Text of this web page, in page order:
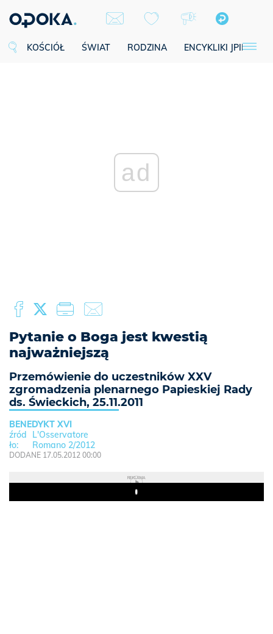
KOŚCIÓŁ ŚWIAT RODZINA ENCYKLIKI JPII
ad
Pytanie o Boga jest kwestią
najważniejszą
Przemówienie do uczestników XXV
zgromadzenia plenarnego Papieskiej Rady
ds. Świeckich, 25.11.2011
BENEDYKT XVI
L'Osservatore
Romano 2/2012
DODANE 17.05.2012 00:00
REKLAMA
Play